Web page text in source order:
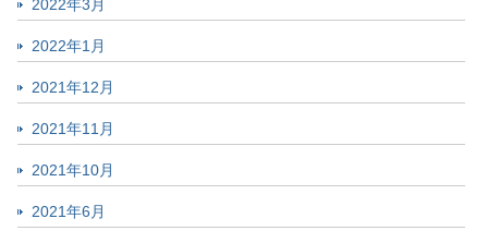
2022年3月
2022年1月
2021年12月
2021年11月
2021年10月
2021年6月